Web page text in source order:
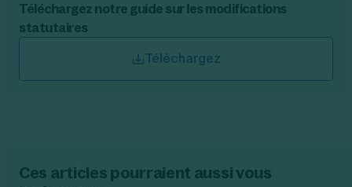
Téléchargez notre guide sur les modifications
statutaires
Téléchargez
Ces articles pourraient aussi vous